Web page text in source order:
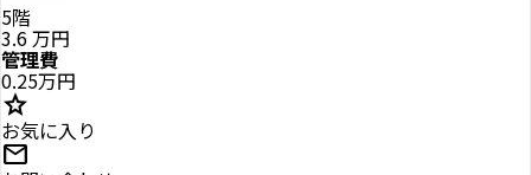
5階
3.6万円
管理費
0.25万円
star
お気に入り
mail